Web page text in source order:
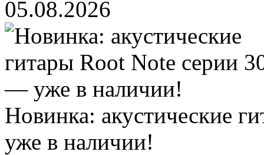
05.08.2026
Новинка: акустические
уже в наличии!